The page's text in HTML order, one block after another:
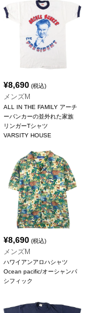
¥8,690 (税込)
メンズM
ALL IN THE FAMILY アーチ
ーバンカーの並外れた家族
リンガーTシャツ
VARSITY HOUSE
¥8,690 (税込)
メンズM
ハワイアンアロハシャツ
Ocean pacific/オーシャンパ
シフィック